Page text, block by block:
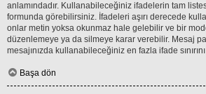
anlamındadır. Kullanabileceğiniz ifadelerin tam
formunda görebilirsiniz. İfadeleri aşırı derecede
onlar metin yoksa okunmaz hale gelebilir ve bir
düzenlemeye ya da silmeye karar verebilir. Mesaj
mesajınızda kullanabileceğiniz en fazla ifade
Başa dön